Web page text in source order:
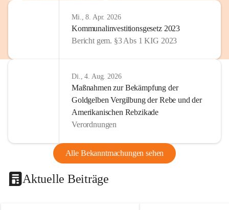
Mi., 8. Apr. 2026
Kommunalinvestitionsgesetz 2023
Bericht gem. §3 Abs 1 KIG 2023
Di., 4. Aug. 2026
Maßnahmen zur Bekämpfung der
Goldgelben Vergilbung der Rebe und der
Amerikanischen Rebzikade
Verordnungen
Alle Bekanntmachungen sehen
Aktuelle Beiträge